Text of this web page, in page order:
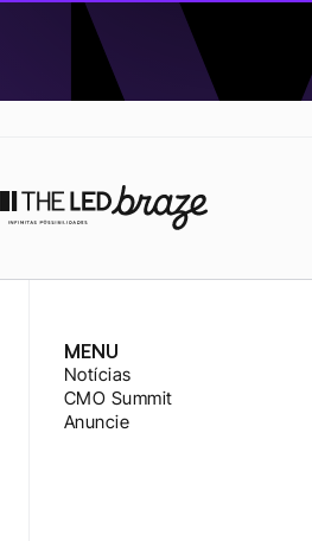
MENU
Notícias
CMO Summit
Anuncie